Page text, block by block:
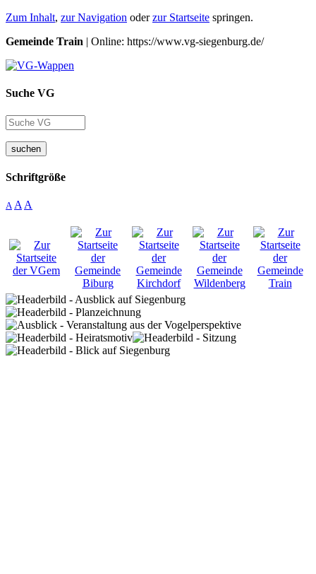
Zum Inhalt, zur Navigation oderzur Startseite springen.
Gemeinde Train | Online: https://www.vg-siegenburg.de/
Suche VG
suchen
Schriftgröße
A A A